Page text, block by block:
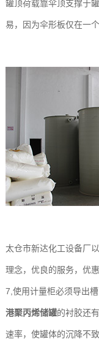
罐顶荷载靠伞顶支撑于
易，因为伞形板仅在一个
太仓市新达化工设备厂
理念，优良的服务，优
7,使用计量柜必须导出
港聚丙烯储罐的衬胶还
速率，使罐体的沉降不